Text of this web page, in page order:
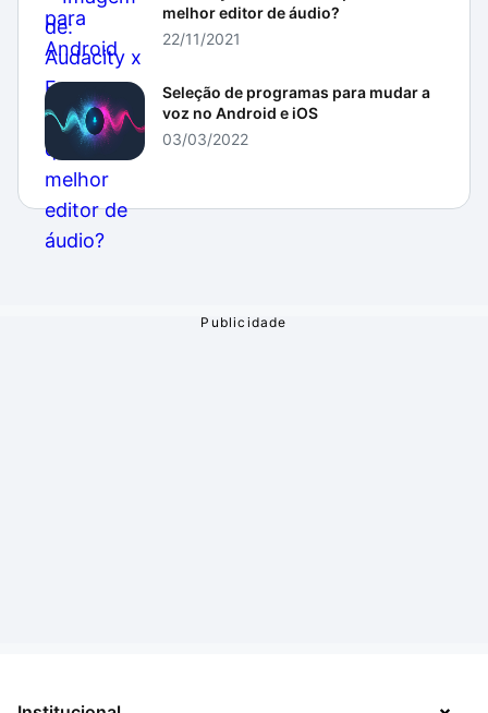
melhor editor de áudio?
22/11/2021
Seleção de programas para mudar a
voz no Android e iOS
03/03/2022